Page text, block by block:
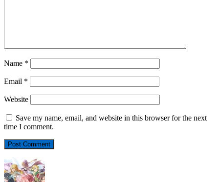
Name *
Email *
Website
Save my name, email, and website in this browser for the next
time I comment.